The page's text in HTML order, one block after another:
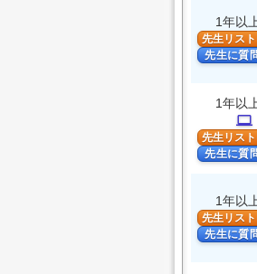
1年以
先生リス
先生に質
1年以
computer
先生リス
先生に質
1年以
先生リス
先生に質